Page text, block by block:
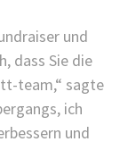
und
dass Sie die
team,“ sagte
ich
und